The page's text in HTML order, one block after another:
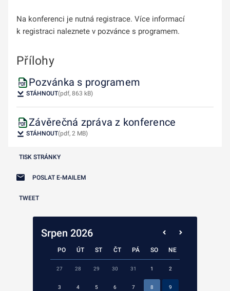
Na konferenci je nutná registrace. Více informací
k registraci naleznete v pozvánce s programem.
Přílohy
Pozvánka s programem
STÁHNOUT(pdf, 863 kB)
Závěrečná zpráva z konference
STÁHNOUT(pdf, 2 MB)
TISK STRÁNKY
POSLAT E-MAILEM
TWEET
Srpen 2026
PO ÚT ST ČT PÁ SO NE
27 28 29 30 31 1 2
3 4 5 6 7 8 9